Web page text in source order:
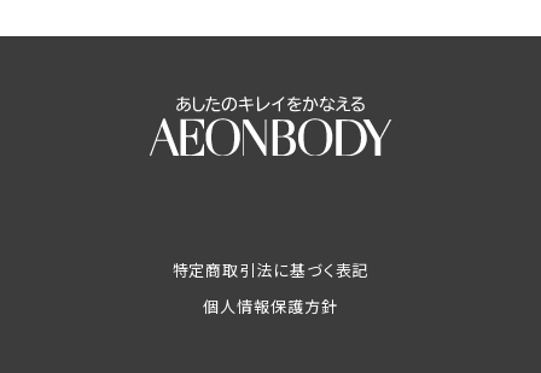
特定商取引法に基づく表記
個人情報保護方針